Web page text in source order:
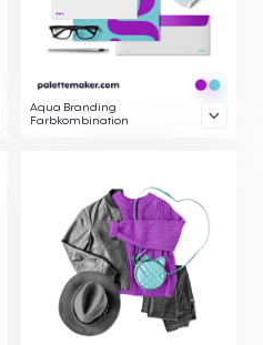
Aqua Branding
Farbkombination